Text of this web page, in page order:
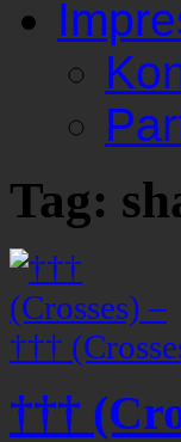
Tag:
†††